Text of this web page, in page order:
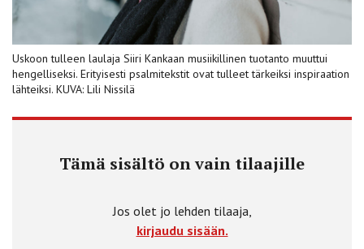
Uskoon tulleen laulaja Siiri Kankaan musiikillinen tuotanto muuttui
hengelliseksi. Erityisesti psalmitekstit ovat tulleet tärkeiksi inspiraation
lähteiksi. KUVA: Lili Nissilä
Tämä sisältö on vain tilaajille
Jos olet jo lehden tilaaja,
kirjaudu sisään.